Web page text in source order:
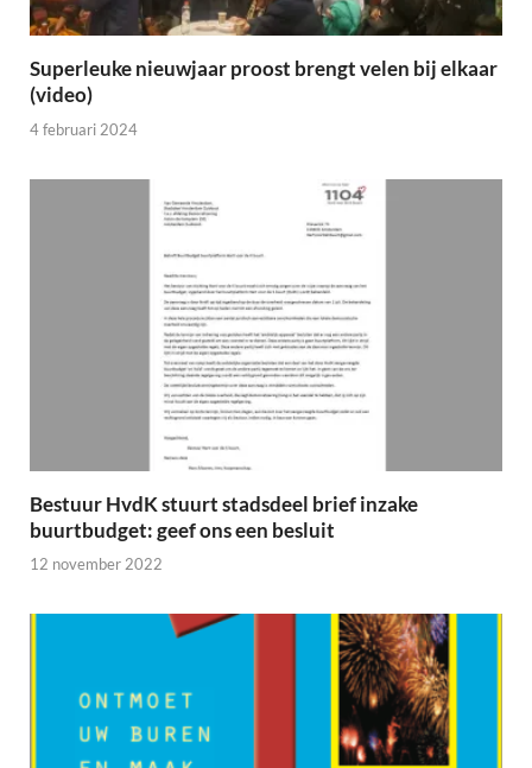
Superleuke nieuwjaar proost brengt velen bij elkaar
(video)
4 februari 2024
Bestuur HvdK stuurt stadsdeel brief inzake
buurtbudget: geef ons een besluit
12 november 2022